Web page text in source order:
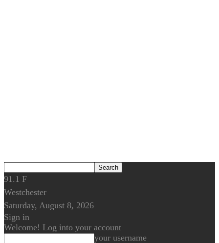
91.1 F
Westchester
Saturday, August 8, 2026
Sign in
Welcome! Log into your account
your username